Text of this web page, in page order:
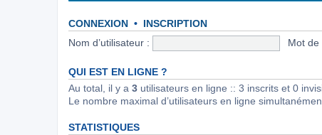
CONNEXION • INSCRIPTION
Nom d’utilisateur : Mot de
QUI EST EN LIGNE ?
Au total, il y a 3 utilisateurs en ligne :: 3 inscrits et 0
Le nombre maximal d’utilisateurs en ligne
STATISTIQUES